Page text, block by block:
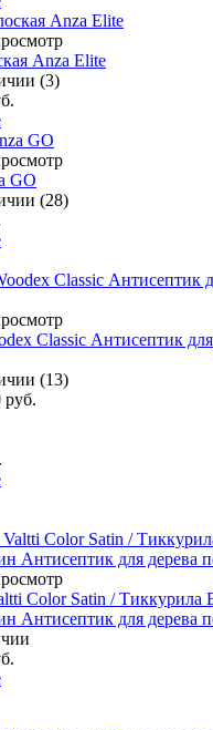
Anza Elite
(3)
GO
(28)
Classic Антисептик
(13)
руб.
Color Satin / Тиккурила
Антисептик для дерева